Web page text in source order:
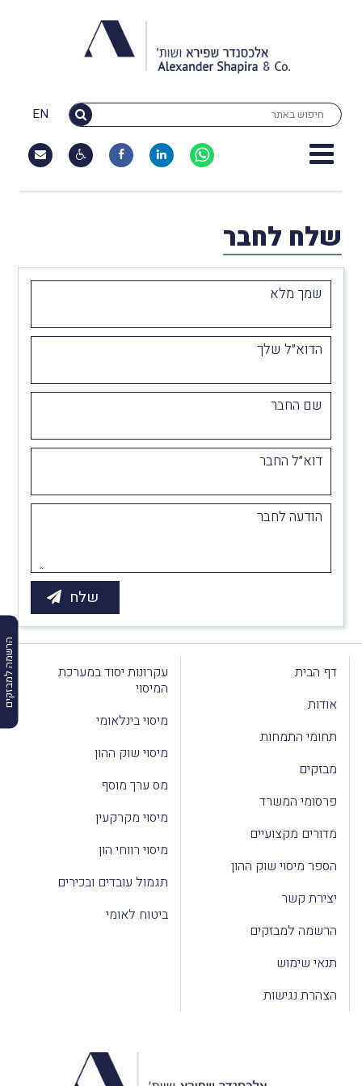
EN
הרשמה למבזקים
שלח לחבר
שמך מלא
הדוא״ל שלך
שם החבר
דוא״ל החבר
הודעה לחבר
דף הבית
אודות
תחומי התמחות
מבזקים
פרסומי המשרד
מדורים מקצועיים
הספר מיסוי שוק ההון
יצירת קשר
הרשמה למבזקים
תנאי שימוש
הצהרת נגישות
עקרונות יסוד במערכת
המיסוי
מיסוי בינלאומי
מיסוי שוק ההון
מס ערך מוסף
מיסוי מקרקעין
מיסוי רווחי הון
תגמול עובדים ובכירים
ביטוח לאומי